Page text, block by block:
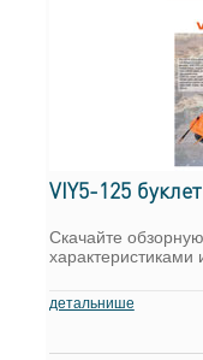
VIY5-125
Скачайте
детальнише